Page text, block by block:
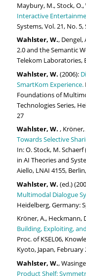
Maybury, M., Stock, O.,
Interactive
Systems, Vol. 21, No.
Wahlster, W., Dengel,
2.0 and the Semantic
Telekom Laboratories,
Wahlster, W. (2006):
SmartKom Experience.
Foundations of
Technologies Series,
27
Wahlster, W. ,
Towards Selective
In: O. Stock, M.
in AI Theories and
Aiello, LNAI 4155,
Wahlster, W. (ed.)
Multimodal Dialogue
Heidelberg, Germany:
Kröner, A., Heckmann,
Building, Exploiting,
Proc. of KSEL06,
Kyoto, Japan, February
Wahlster, W.,
Product Shelf: